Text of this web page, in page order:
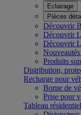
Eclairage
Pièces
Découvrir
Découvrir
Découvrir
Produits
Distribution,
Recharge pour
Borne de
Prise pour
Tableau